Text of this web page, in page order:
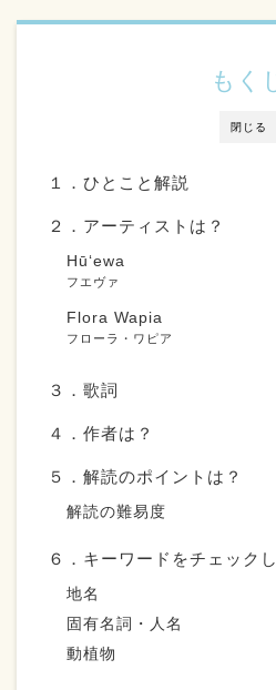
閉じる
もく
１．ひとこと解説
２．アーティストは？
Hūʻewa
フエヴァ
Flora Wapia
フローラ・ワピア
３．歌詞
４．作者は？
５．解読のポイントは？
解読の難易度
６．キーワードをチェック
地名
固有名詞・人名
動植物